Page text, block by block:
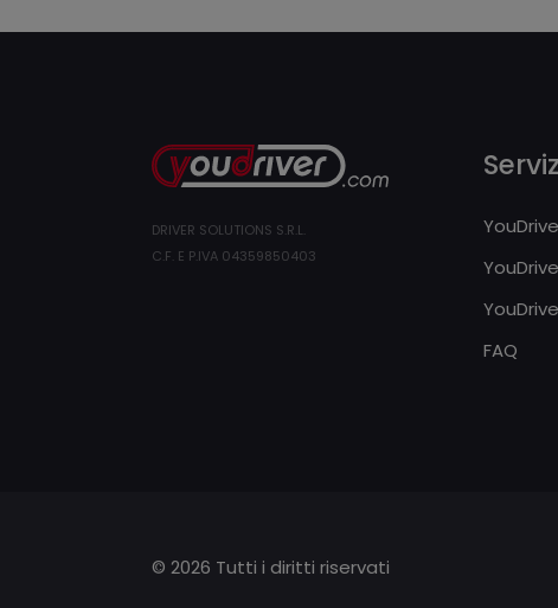
DRIVER SOLUTIONS S.R.L.
C.F. E P.IVA 04359850403
FAQ
© 2026 Tutti i diritti riservati